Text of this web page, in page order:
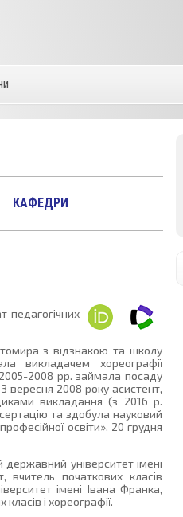
КАФЕДРИ
педагогічних
з відзнакою та школу
викладачем хореографії
2008 рр. займала посаду
вересня 2008 року асистент,
викладання (з 2016 р.
та здобула науковий
освіти». 20 грудня
університет імені
вчитель початкових класів
імені Івана Франка,
і хореографії.